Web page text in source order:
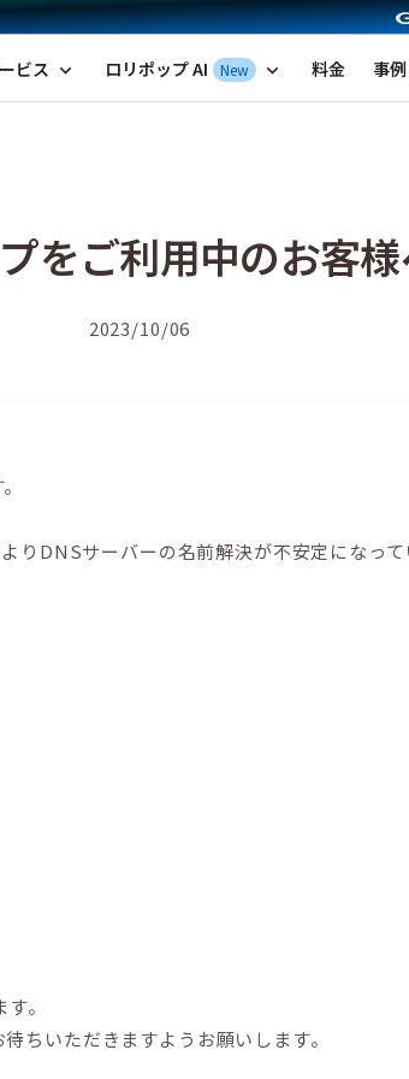
サーバー by GMOペパボ
ビス expand_more ロリポップ AI New expand_more 料金 事例
をご利用中のお客
2023/10/06
DNSサーバーの名前解決が不安定になって
。
ちいただきますようお願いします。